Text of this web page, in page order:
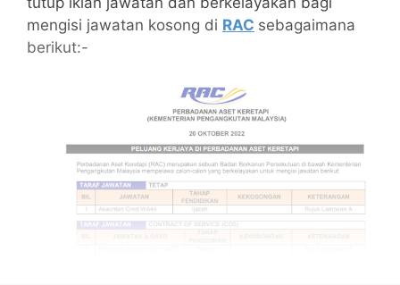
mengisi jawatan kosong di RAC sebagaimana
berikut:-